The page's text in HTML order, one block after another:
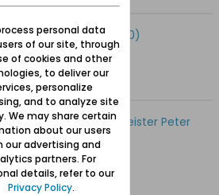
- Driedger (Hof Nr. 10)
0 Likes
15:42
- Bruggs / Baumeister Peter
0 Likes
08:13
personal data
of our site, through
of cookies and other
to deliver our
personalize
and to analyze site
We may share certain
about our users
our advertising and
partners. For
details, refer to our
Privacy Policy.